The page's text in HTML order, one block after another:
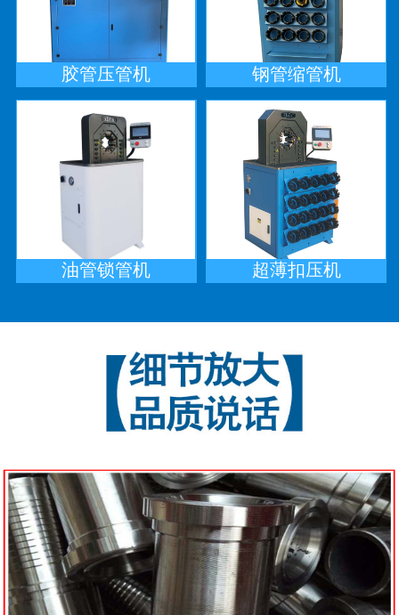
胶管压管机 钢管缩管机
油管锁管机 超薄扣压机